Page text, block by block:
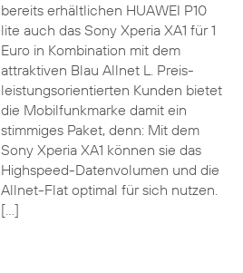
bereits erhältlichen HUAWEI P10
lite auch das Sony Xperia XA1 für 1
Euro in Kombination mit dem
attraktiven Blau Allnet L. Preis-
leistungsorientierten Kunden bietet
die Mobilfunkmarke damit ein
stimmiges Paket, denn: Mit dem
Sony Xperia XA1 können sie das
Highspeed-Datenvolumen und die
Allnet-Flat optimal für sich nutzen.
[…]